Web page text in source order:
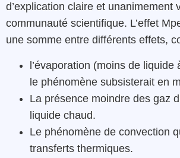
d’explication claire et unanimement
communauté scientifique. L’effet
une somme entre différents effets,
l’évaporation (moins de liquide
le phénomène subsisterait en
La présence moindre des gaz
liquide chaud.
Le phénomène de convection
transferts thermiques.